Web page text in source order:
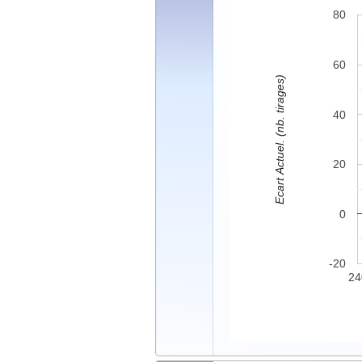
-20
0
20
40
60
80
Ecart Actuel. (nb. tirages)